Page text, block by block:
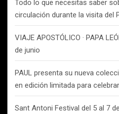
Todo lo que necesitas saber
circulación durante la visita del
VIAJE APOSTÓLICO · PAPA
de junio
PAUL presenta su nueva
en edición limitada para
Sant Antoni Festival del 5 al 7